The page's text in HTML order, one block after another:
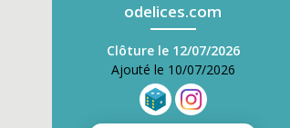
odelices.com
Clôture le 12/07/2026
Ajouté le 10/07/2026